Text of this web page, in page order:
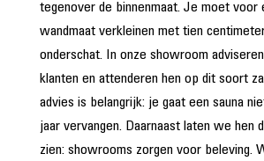
tegenover de binnenmaat. Je moet voor
wandmaat verkleinen met tien
onderschat. In onze showroom
klanten en attenderen hen op dit soort
advies is belangrijk: je gaat een sauna
jaar vervangen. Daarnaast laten we hen
zien: showrooms zorgen voor beleving.